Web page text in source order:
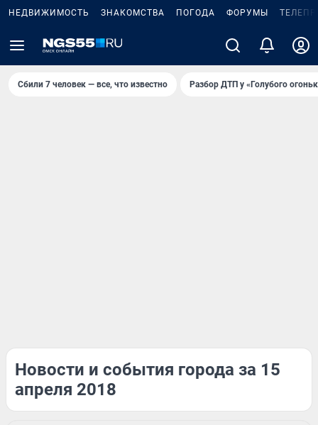
НЕДВИЖИМОСТЬ ЗНАКОМСТВА ПОГОДА ФОРУМЫ
Сбили 7 человек — все, что известно Разбор ДТП у «Голубого
Новости и события города за 15
апреля 2018